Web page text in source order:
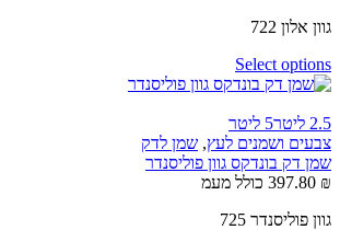
גוון אלון 722
Select options
2.5 ליטר
5 ליטר
צבעים ושמנים לעץ, שמן לדק
שמן דק בונדקס גוון פוליסנדר
397.80 ₪
כולל מעמ
גוון פוליסנדר 725